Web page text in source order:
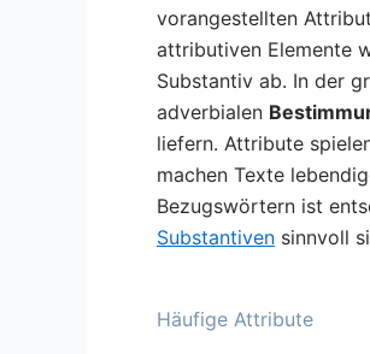
vorangestellten
attributiven Elemente
Substantiv ab. In der
adverbialen
liefern. Attribute
machen Texte
Bezugswörtern ist
Substantiven sinnvoll
Häufige Attribute